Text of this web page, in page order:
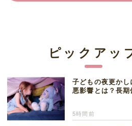
ピックアッ
子どもの夜更か
悪影響とは？長期
5時間前